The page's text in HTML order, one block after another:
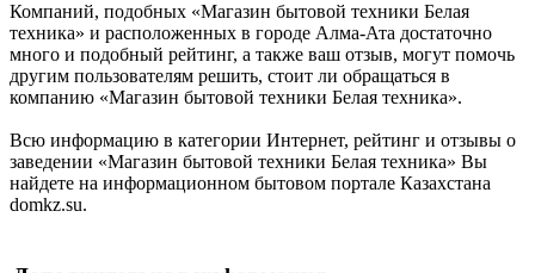
Компаний, подобных «Магазин бытовой техники Белая
техника» и расположенных в городе Алма-Ата достаточно
много и подобный рейтинг, а также ваш отзыв, могут помочь
другим пользователям решить, стоит ли обращаться в
компанию «Магазин бытовой техники Белая техника».
Всю информацию в категории Интернет, рейтинг и отзывы о
заведении «Магазин бытовой техники Белая техника» Вы
найдете на информационном бытовом портале Казахстана
domkz.su.